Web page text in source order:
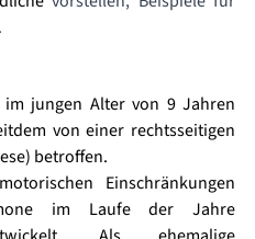
jungen Alter von 9 Jahren
von einer rechtsseitigen
betroffen.
Einschränkungen
im Laufe der Jahre